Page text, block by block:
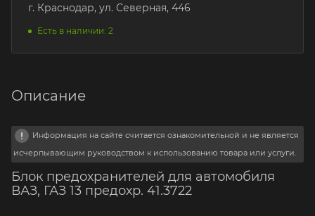
г. Краснодар, ул. Северная, 446
Есть в наличии: 2
Описание
Информация на сайте считается ознакомительной и не является
исчерпывающим руководством к использованию товара или услуги.
Блок предохранителей для автомобиля
ВАЗ, ГАЗ 13 предохр. 41.3722